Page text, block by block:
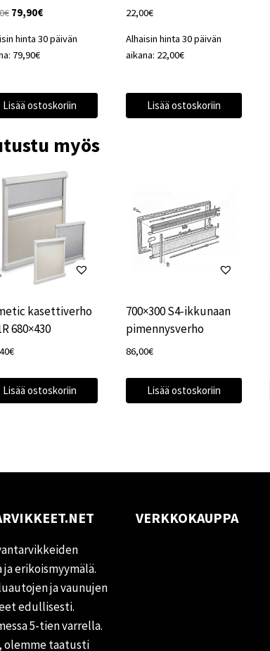
€ Alkuperäinen
oli:
99,40€.
79,90€Nykyinen
on:
hinta 30 päivän
79,90€
Lisää ostoskoriin
22,00€
Alhaisin hinta 30 päivän
aikana: 22,00€
Lisää ostoskoriin
myös
kasettiverho
680×430
€
Lisää ostoskoriin
700×300 S4-ikkunaan
pimennysverho
86,00€
Lisää ostoskoriin
erikoismyymälä.
ja vaunujen
edullisesti.
5-tien varrella.
olemme taatusti
VERKKOKAUPPA